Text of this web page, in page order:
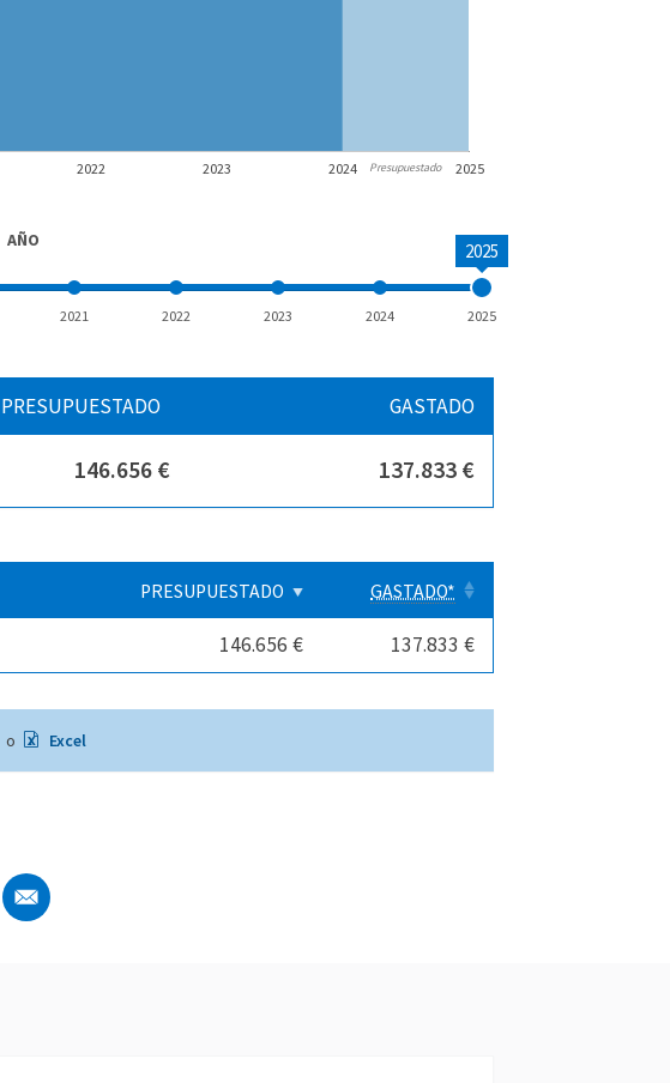
2022 2023 2024 2025
Presupuestado
AÑO 2025
2021 2022 2023 2024 2025
PRESUPUESTADO GASTADO
146.656 € 137.833 €
PRESUPUESTADO GASTADO*
146.656 € 137.833 €
o Excel